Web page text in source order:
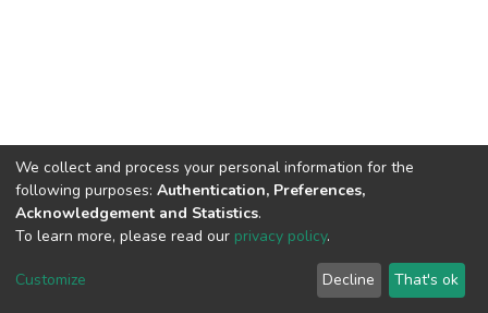
активами підприємства
направлено на їх формування в
необхідному і достатньому обсязі при
найменших витратах, а також на
підвищення ефективності їх
DSpace software copyright © 2002-2026
Cookie
End User
Agreement
Send
Feedback
We collect and process your personal information for the
following purposes: Authentication, Preferences,
Acknowledgement and Statistics.
To learn more, please read our privacy policy.
Customize Decline That's ok